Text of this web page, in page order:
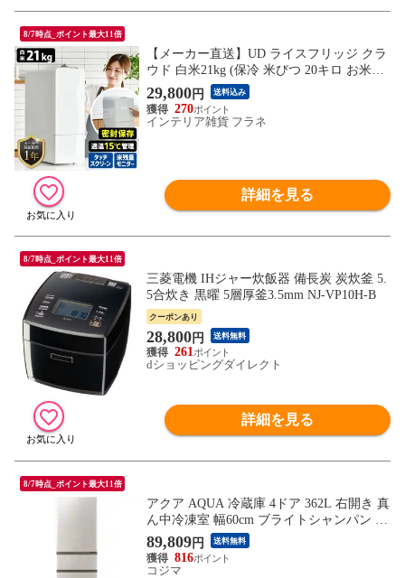
8/7時点_ポイント最大11倍
【メーカー直送】UD ライスフリッジ クラ
ウド 白米21kg (保冷 米びつ 20キロ お米専
用冷蔵庫 温度管理 ライスストッカー 冷蔵
米びつ 玄米対応 密封保存 ユーデー)【送料
無料】
29,800円 送料込み
270
インテリア雑貨 フラネ
詳細を見る
8/7時点_ポイント最大11倍
三菱電機 IHジャー炊飯器 備長炭 炭炊釜 5.
5合炊き 黒曜 5層厚釜3.5mm NJ-VP10H-B
クーポンあり
28,800円 送料無料
261
dショッピングダイレクト
詳細を見る
8/7時点_ポイント最大11倍
アクア AQUA 冷蔵庫 4ドア 362L 右開き 真
ん中冷凍室 幅60cm ブライトシャンパン A
QR-36A-N（標準設置無料）
89,809円 送料無料
816
コジマ